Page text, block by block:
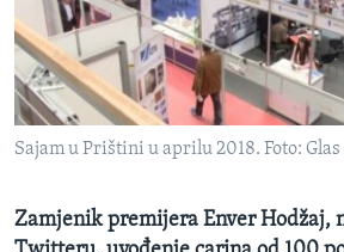
MAGAZIN
O GLASU AMERIKE
Learning English
Sajam u Prištini u aprilu 2018. Foto:
Zamjenik premijera Enver Hodžaj,